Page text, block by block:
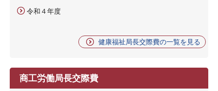
令和４年度
健康福祉局長交際費の一覧を見る
商工労働局長交際費